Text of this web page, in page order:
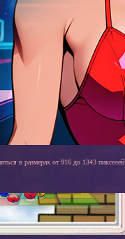
в размерах от 916 до 1343 пикселей.